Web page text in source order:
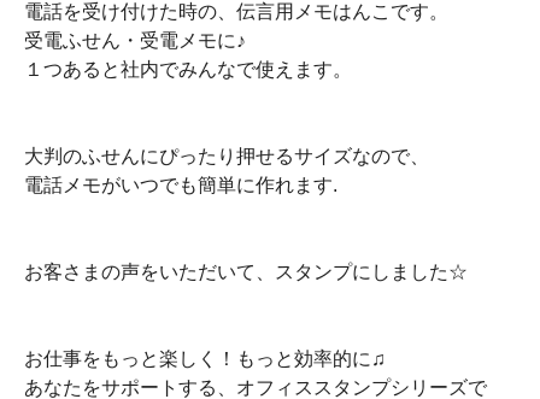
電話を受け付けた時の、伝言用メモはんこです。
受電ふせん・受電メモに♪
１つあると社内でみんなで使えます。
大判のふせんにぴったり押せるサイズなので、
電話メモがいつでも簡単に作れます.
お客さまの声をいただいて、スタンプにしました☆
お仕事をもっと楽しく！もっと効率的に♫
あなたをサポートする、オフィススタンプシリーズで